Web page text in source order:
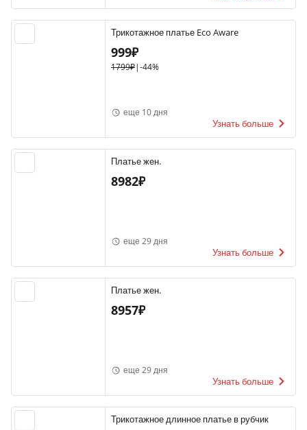
Трикотажное платье Eco Aware
999₽
1799₽|-44%
еще 10 дня
Узнать больше
Платье жен.
8982₽
еще 29 дня
Узнать больше
Платье жен.
8957₽
еще 29 дня
Узнать больше
Трикотажное длинное платье в рубчик